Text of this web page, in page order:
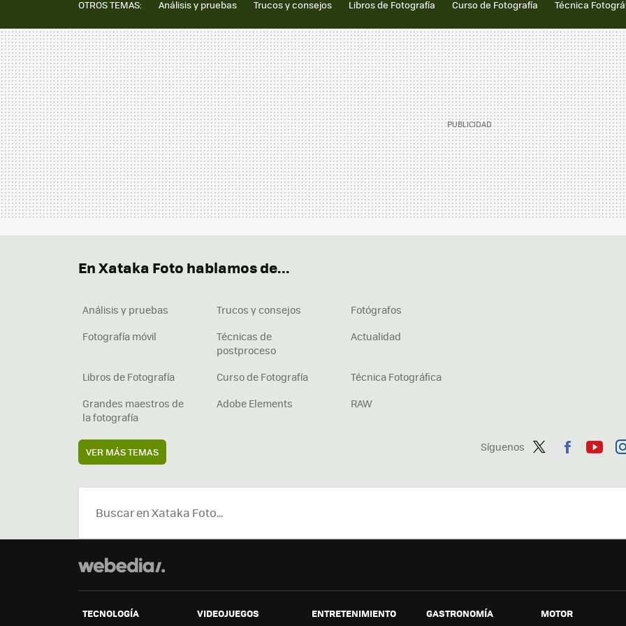
OTROS TEMAS: Análisis y pruebas Trucos y consejos Libros de Fotografía Curso de Fotografía Técnica
Síguenos
ter
ebo tub
En Xataka Foto hablamos de...
Análisis y pruebas Trucos y consejos
Fotógrafos
Fotografía móvil
Técnicas de
postproceso
Actualidad
Libros de Fotografía Curso de Fotografía
Técnica Fotográfica
Grandes maestros de
la fotografía
Adobe Elements RAW
VER MÁS TEMAS
TECNOLOGÍA VIDEOJUEGOS ENTRETENIMIENTO GASTRONOMÍA MOTOR